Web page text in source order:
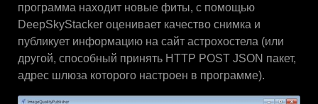
программа находит новые фиты, с помощью
DeepSkyStacker оценивает качество снимка и
публикует информацию на сайт астрохостела (или
другой, способный принять HTTP POST JSON пакет,
адрес шлюза которого настроен в программе).